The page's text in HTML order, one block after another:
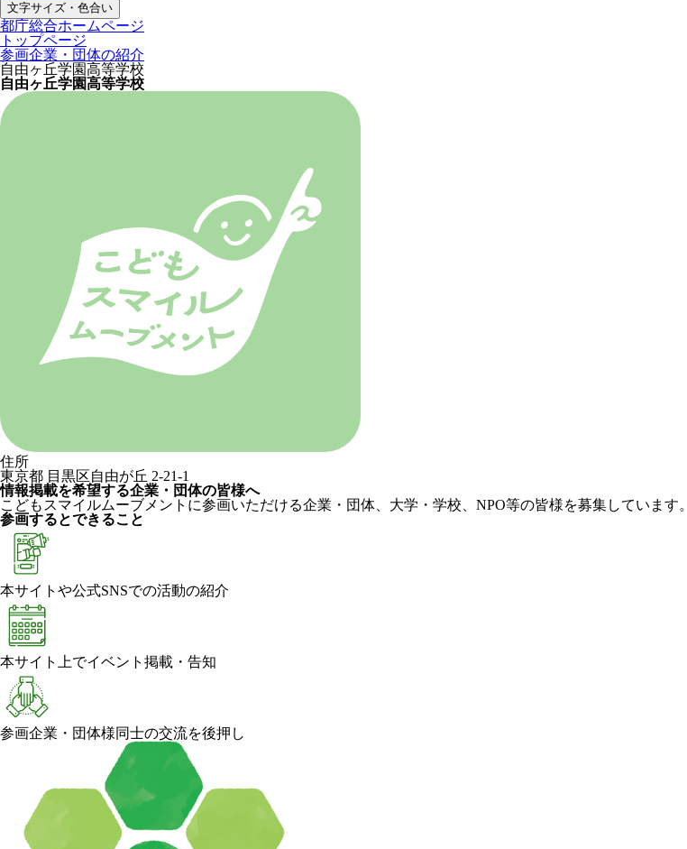
文字サイズ・色合い
都庁総合ホームページ
トップページ
参画企業・団体の紹介
自由ヶ丘学園高等学校
自由ヶ丘学園高等学校
住所
東京都 目黒区自由が丘 2-21-1
情報掲載を希望する企業・団体の皆様へ
こどもスマイルムーブメントに参画いただける企業・団体、大学・学校、NPO等の皆様を募集しています。
参画するとできること
本サイトや公式SNSでの活動の紹介
本サイト上でイベント掲載・告知
参画企業・団体様同士の交流を後押し